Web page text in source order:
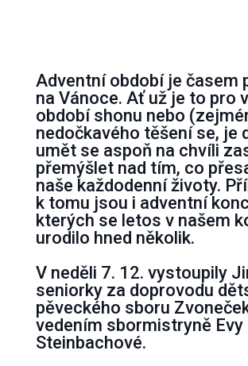
Adventní období je časem
na Vánoce. Ať už je to pro
období shonu nebo
nedočkavého těšení se, je
umět se aspoň na chvíli
přemýšlet nad tím, co
naše každodenní životy.
k tomu jsou i adventní
kterých se letos v našem
urodilo hned několik.
V neděli 7. 12. vystoupily
seniorky za doprovodu
pěveckého sboru
vedením sbormistryně Evy
Steinbachové.